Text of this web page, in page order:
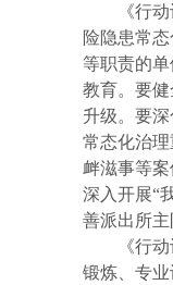
《行
险隐患常
等职责的
教育。要
升级。要
常态化治
衅滋事等
深入开展“
善派出所
《行
锻炼、专